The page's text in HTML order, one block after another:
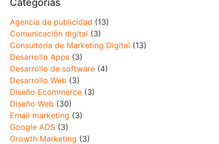
Categorías
Agencia de publicidad (13)
Comunicación digital (3)
Consultoría de Marketing Digital (13)
Desarrollo Apps (3)
Desarrollo de software (4)
Desarrollo Web (3)
Diseño Ecommerce (3)
Diseño Web (30)
Email marketing (3)
Google ADS (3)
Growth Marketing (3)